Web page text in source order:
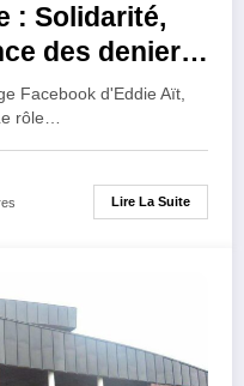
: Solidarité,
des deniers
Facebook d'Eddie Aït,
rôle…
Lire La Suite